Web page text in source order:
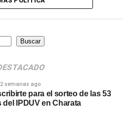
Buscar
2 semanas ago
para el sorteo de las 53
del IPDUV en Charata